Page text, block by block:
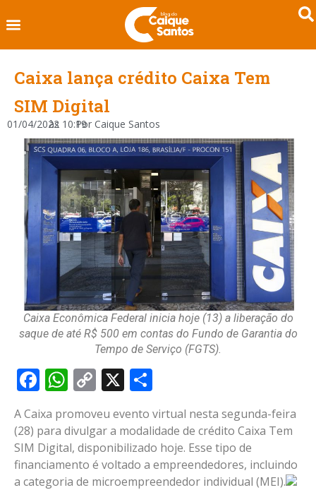
Caixa lança crédito Caixa Tem
SIM Digital
01/04/2022
às 10:19
Por Caique Santos
Caixa Econômica Federal inicia hoje (13) a liberação do
saque de até R$ 500 em contas do Fundo de Garantia do
Tempo de Serviço (FGTS).
Facebook
WhatsApp
Copy
X
A Caixa promoveu evento virtual nesta segunda-feira
(28) para divulgar a modalidade de crédito Caixa Tem
SIM Digital, disponibilizado hoje. Esse tipo de
financiamento é voltado a empreendedores, incluindo
a categoria de microempreendedor individual (MEI).